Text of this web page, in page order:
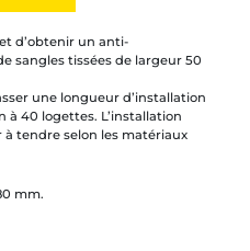
d’obtenir un anti-
sangles tissées de largeur 50
une longueur d’installation
40 logettes. L’installation
tendre selon les matériaux
mm.